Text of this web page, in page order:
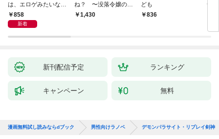
は、エロゲみたいなこ
と全部シてほしい【電
子ＳＳ特典付き】
858
新着
ね？ 〜没落令嬢の案
外楽しい領地改革〜
1,430
ども
836
命
新刊配信予定 ランキング
キャンペーン 無料
漫画無料試し読みならdブック 男性向けラノベ デモンパラサイト・リプレイ剣神